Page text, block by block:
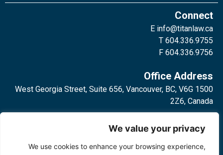
We value your privacy
We use cookies to enhance your browsing experience,
Connect
E info@titanlaw.ca
T 604.336.9755
F 604.336.9756
Office Address
1500 West Georgia Street, Suite 656, Vancouver, BC, V6G
2Z6, Canada
Toronto, ON, M4W 3E2, Canada